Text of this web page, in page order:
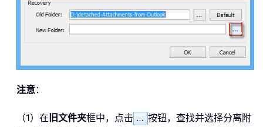
注意：
（1）在 旧文件夹框中，点击
按钮，查找并选择分离附